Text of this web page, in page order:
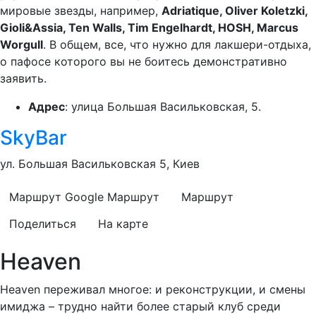
мировые звезды, например, Adriatique, Oliver Koletzki,
Gioli&Assia, Ten Walls, Tim Engelhardt, HOSH, Marcus
Worgull. В общем, все, что нужно для лакшери-отдыха,
о пафосе которого вы не боитесь демонстративно
заявить.
Адрес: улица Большая Васильковская, 5.
SkyBar
ул. Большая Васильковская 5, Киев
Маршрут Google Маршрут
Маршрут
Поделиться
На карте
Heaven
Heaven переживал многое: и реконструкции, и смены
имиджа – трудно найти более старый клуб среди